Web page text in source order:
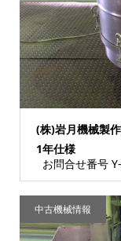
(株)岩月機械製
1年仕様
中古機械情報